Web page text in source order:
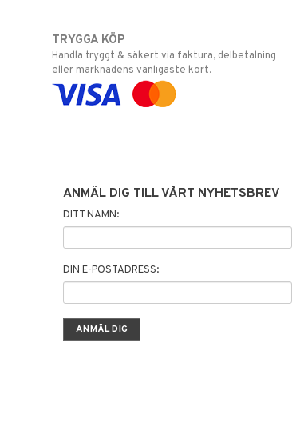
TRYGGA KÖP
Handla tryggt & säkert via faktura, delbetalning
eller marknadens vanligaste kort.
ANMÄL DIG TILL VÅRT NYHETSBREV
DITT NAMN:
DIN E-POSTADRESS: